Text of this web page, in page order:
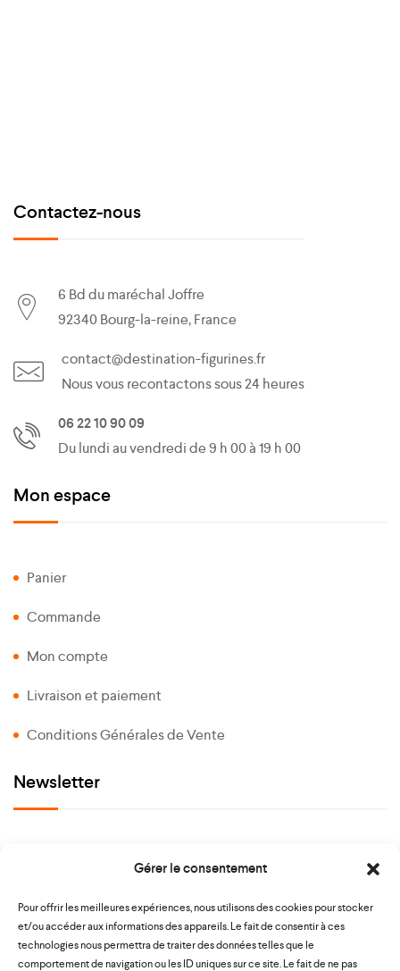
Gérer le consentement
Pour offrir les meilleures expériences, nous utilisons des cookies pour stocker
et/ou accéder aux informations des appareils. Le fait de consentir à ces
technologies nous permettra de traiter des données telles que le
comportement de navigation ou les ID uniques sur ce site. Le fait de ne pas
Contactez-nous
6 Bd du maréchal Joffre
92340 Bourg-la-reine, France
contact@destination-figurines.fr
Nous vous recontactons sous 24 heures
06 22 10 90 09
Du lundi au vendredi de 9 h 00 à 19 h 00
Mon espace
Panier
Commande
Mon compte
Livraison et paiement
Conditions Générales de Vente
Newsletter
Paiement sécurisé